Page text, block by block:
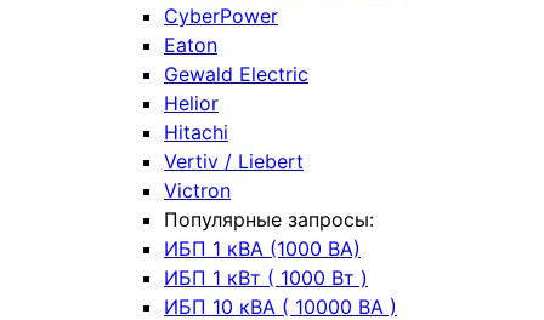
CyberPower
Eaton
Gewald Electric
Helior
Hitachi
Vertiv / Liebert
Victron
Популярные запросы:
ИБП 1 кВА (1000 ВА)
ИБП 1 кВт ( 1000 Вт )
ИБП 10 кВА ( 10000 ВА )